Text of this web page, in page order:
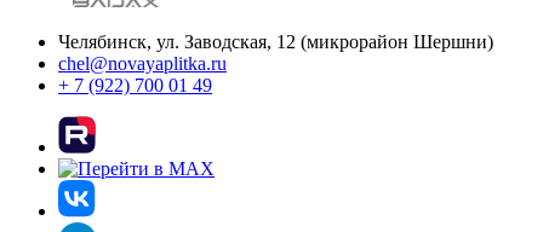
Челябинск, ул. Заводская, 12 (микрорайон Шершни)
chel@novayaplitka.ru
+ 7 (922) 700 01 49